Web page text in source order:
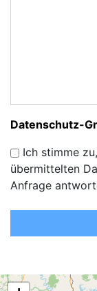
Datenschutz-
Ich stimme
übermittelten
Anfrage